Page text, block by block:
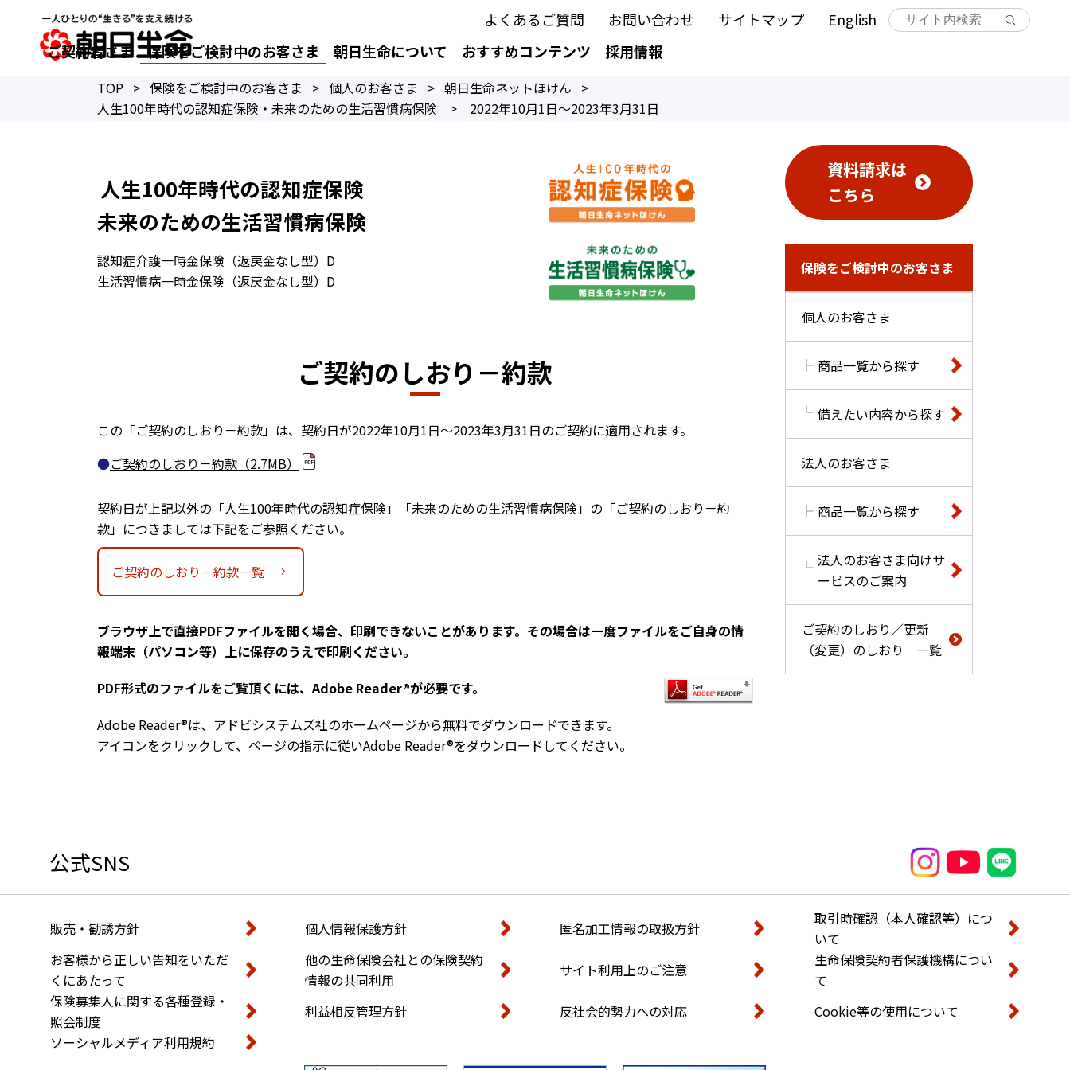
よくあるご質問 お問い合わせ サイトマップ
English
ご契約者さま
保険をご検討中のお客さま 朝日生命について おすすめコンテンツ 採用情報
TOP > 保険をご検討中のお客さま > 個人のお客さま > 朝日生命ネットほけん >
人生100年時代の認知症保険・未来のための生活習慣病保険 > 2022年10月1日～2023年3月31日
人生100年時代の認知症保険
未来のための生活習慣病保険
認知症介護一時金保険（返戻金なし型）D
生活習慣病一時金保険（返戻金なし型）D
ご契約のしおり－約款
この「ご契約のしおり－約款」は、契約日が2022年10月1日～2023年3月31日のご契約に適用されます。
ご契約のしおり－約款 （2.7MB）
契約日が上記以外の「人生100年時代の認知症保険」「未来のための生活習慣病保険」の「ご契約のしおり－約
款」につきましては下記をご参照ください。
ご契約のしおり－約款一覧 chevron_right
ブラウザ上で直接PDFファイルを開く場合、印刷できないことがあります。その場合は一度ファイルをご自身の情
報端末（パソコン等）上に保存のうえで印刷ください。
PDF形式のファイルをご覧頂くには、Adobe Reader®が必要です。
Adobe Reader®は、アドビシステムズ社のホームページから無料でダウンロードできます。
アイコンをクリックして、ページの指示に従いAdobe Reader®をダウンロードしてください。
資料請求は
こちら
保険をご検討中のお客さま
個人のお客さま
商品一覧から探す
備えたい内容から探す
法人のお客さま
商品一覧から探す
法人のお客さま向けサ
ービスのご案内
ご契約のしおり／更新
（変更）のしおり 一覧
公式SNS
販売・勧誘方針 個人情報保護方針 匿名加工情報の取扱方針
取引時確認（本人確認等）につ
いて
お客様から正しい告知をいただ
くにあたって
他の生命保険会社との保険契約
情報の共同利用
サイト利用上のご注意
生命保険契約者保護機構につい
て
保険募集人に関する各種登録・
照会制度
利益相反管理方針 反社会的勢力への対応
Cookie等の使用について
ソーシャルメディア利用規約